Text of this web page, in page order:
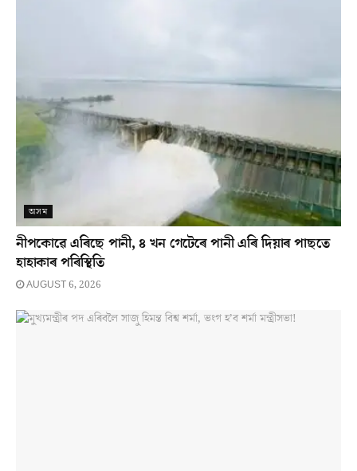
অসম
নীপকোৱে এৰিছে পানী, ৪ খন গেটেৰে পানী এৰি দিয়াৰ পাছতে
হাহাকাৰ পৰিস্থিতি
AUGUST 6, 2026